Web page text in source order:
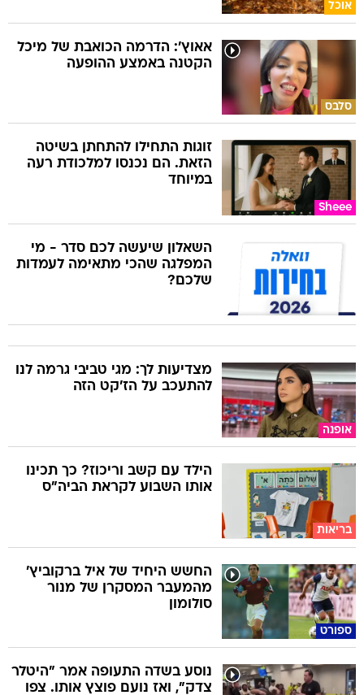
אוכל
סלבס
אאוץ': הדרמה הכואבת של מיכל
הקטנה באמצע ההופעה
Sheee
זוגות התחילו להתחתן בשיטה
הזאת. הם נכנסו למלכודת רעה
במיוחד
השאלון שיעשה לכם סדר - מי
המפלגה שהכי מתאימה לעמדות
שלכם?
אופנה
מצדיעות לך: מגי טביבי גרמה לנו
להתעכב על הז'קט הזה
בריאות
הילד עם קשב וריכוז? כך תכינו
אותו השבוע לקראת הביה"ס
ספורט
החשש היחיד של איל ברקוביץ'
מהמעבר המסקרן של מנור
סולומון
נוסע בשדה התעופה אמר "היטלר
צדק", ואז נועם פוצץ אותו. צפו